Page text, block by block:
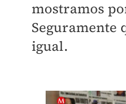
mostramos
Seguramente
igual.